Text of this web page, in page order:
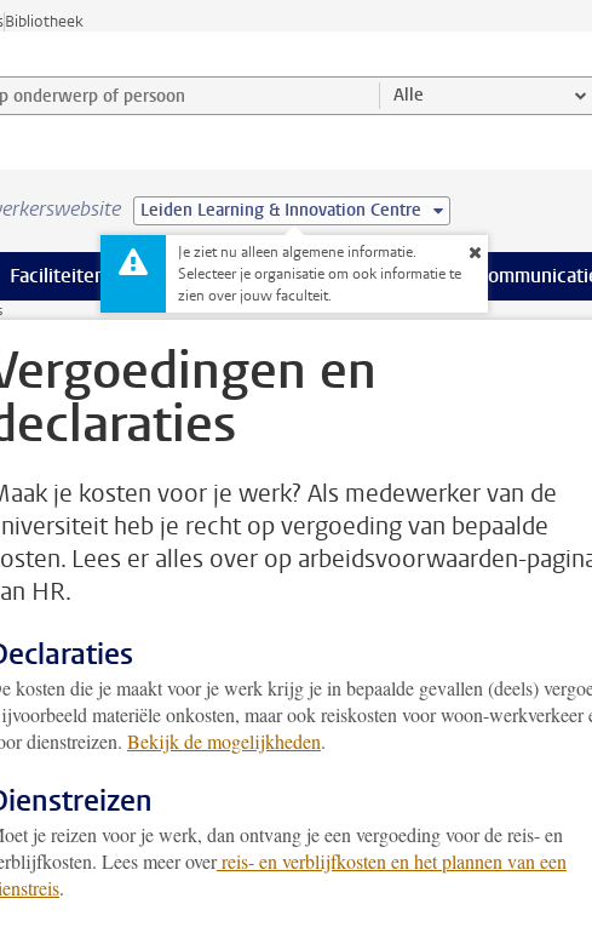
Bibliotheek
onderwerp of persoon en selecteer categorie Alle
Leiden Learning & Innovation Centre
Je ziet nu alleen algemene informatie.
Selecteer je organisatie om ook informatie te
zien over jouw faculteit.
pagina’s
ICT pagina’s
Faciliteiten meer Faciliteiten pagina’s
Onderwijs meer Onderwijs pagina’s
Onderzoek meer Onderzoek
en
je kosten voor je werk? Als medewerker van de
heb je recht op vergoeding van bepaalde
Lees er alles over op arbeidsvoorwaarden-
HR.
kosten die je maakt voor je werk krijg je in bepaalde gevallen (deels)
materiële onkosten, maar ook reiskosten voor woon-werkverkeer
dienstreizen. Bekijk de mogelijkheden.
je reizen voor je werk, dan ontvang je een vergoeding voor de reis- en
Lees meer overreis- en verblijfkosten en het plannen van een
.